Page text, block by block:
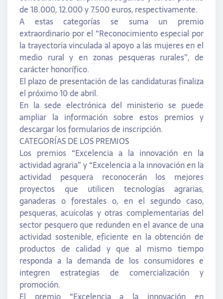
de 18.000, 12.000 y 7.500 euros, respectivamente.
A estas categorías se suma un premio
extraordinario por el “Reconocimiento especial por
la trayectoria vinculada al apoyo a las mujeres en el
medio rural y en zonas pesqueras rurales”, de
carácter honorífico.
El plazo de presentación de las candidaturas finaliza
el próximo 10 de abril.
En la sede electrónica del ministerio se puede
ampliar la información sobre estos premios y
descargar los formularios de inscripción.
CATEGORÍAS DE LOS PREMIOS
Los premios “Excelencia a la innovación en la
actividad agraria” y “Excelencia a la innovación en la
actividad pesquera reconocerán los mejores
proyectos que utilicen tecnologías agrarias,
ganaderas o forestales o, en el segundo caso,
pesqueras, acuícolas y otras complementarias del
sector pesquero que redunden en el avance de una
actividad sostenible, eficiente en la obtención de
productos de calidad y que al mismo tiempo
responda a la demanda de los consumidores e
integren estrategias de comercialización y
promoción.
El premio “Excelencia a la innovación en